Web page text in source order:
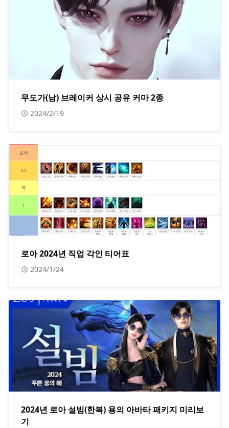
무도가(남) 브레이커 상시 공유 커마 2종
2024/2/19
로아 2024년 직업 각인 티어표
2024/1/24
2024년 로아 설빔(한복) 용의 아바타 패키지 미리보
기